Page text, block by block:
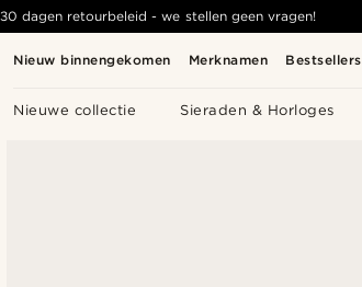
Nieuw binnengekomen Merknamen Bestsellers
Nieuwe collectie Sieraden & Horloges
30 dagen retourbeleid - we stellen geen vragen!